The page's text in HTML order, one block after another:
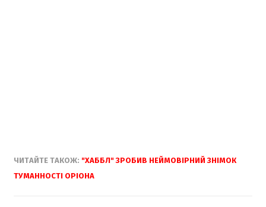
ЧИТАЙТЕ ТАКОЖ: "ХАББЛ" ЗРОБИВ НЕЙМОВІРНИЙ ЗНІМОК
ТУМАННОСТІ ОРІОНА